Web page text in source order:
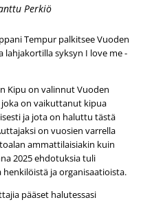
Perkiö
Tempur palkitsee Vuoden
lahjakortilla syksyn I love me -
Kipu on valinnut Vuoden
on vaikuttanut kipua
ja jota on haluttu tästä
on vuosien varrella
ammattilaisiakin kuin
2025 ehdotuksia tuli
ja organisaatioista.
pääset halutessasi